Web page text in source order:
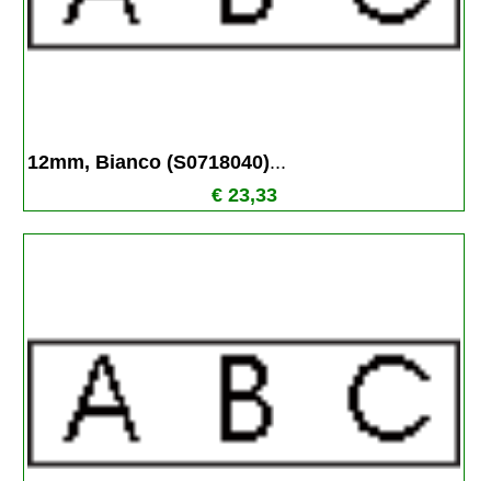
12mm, Bianco (S0718040)...
€ 23,33